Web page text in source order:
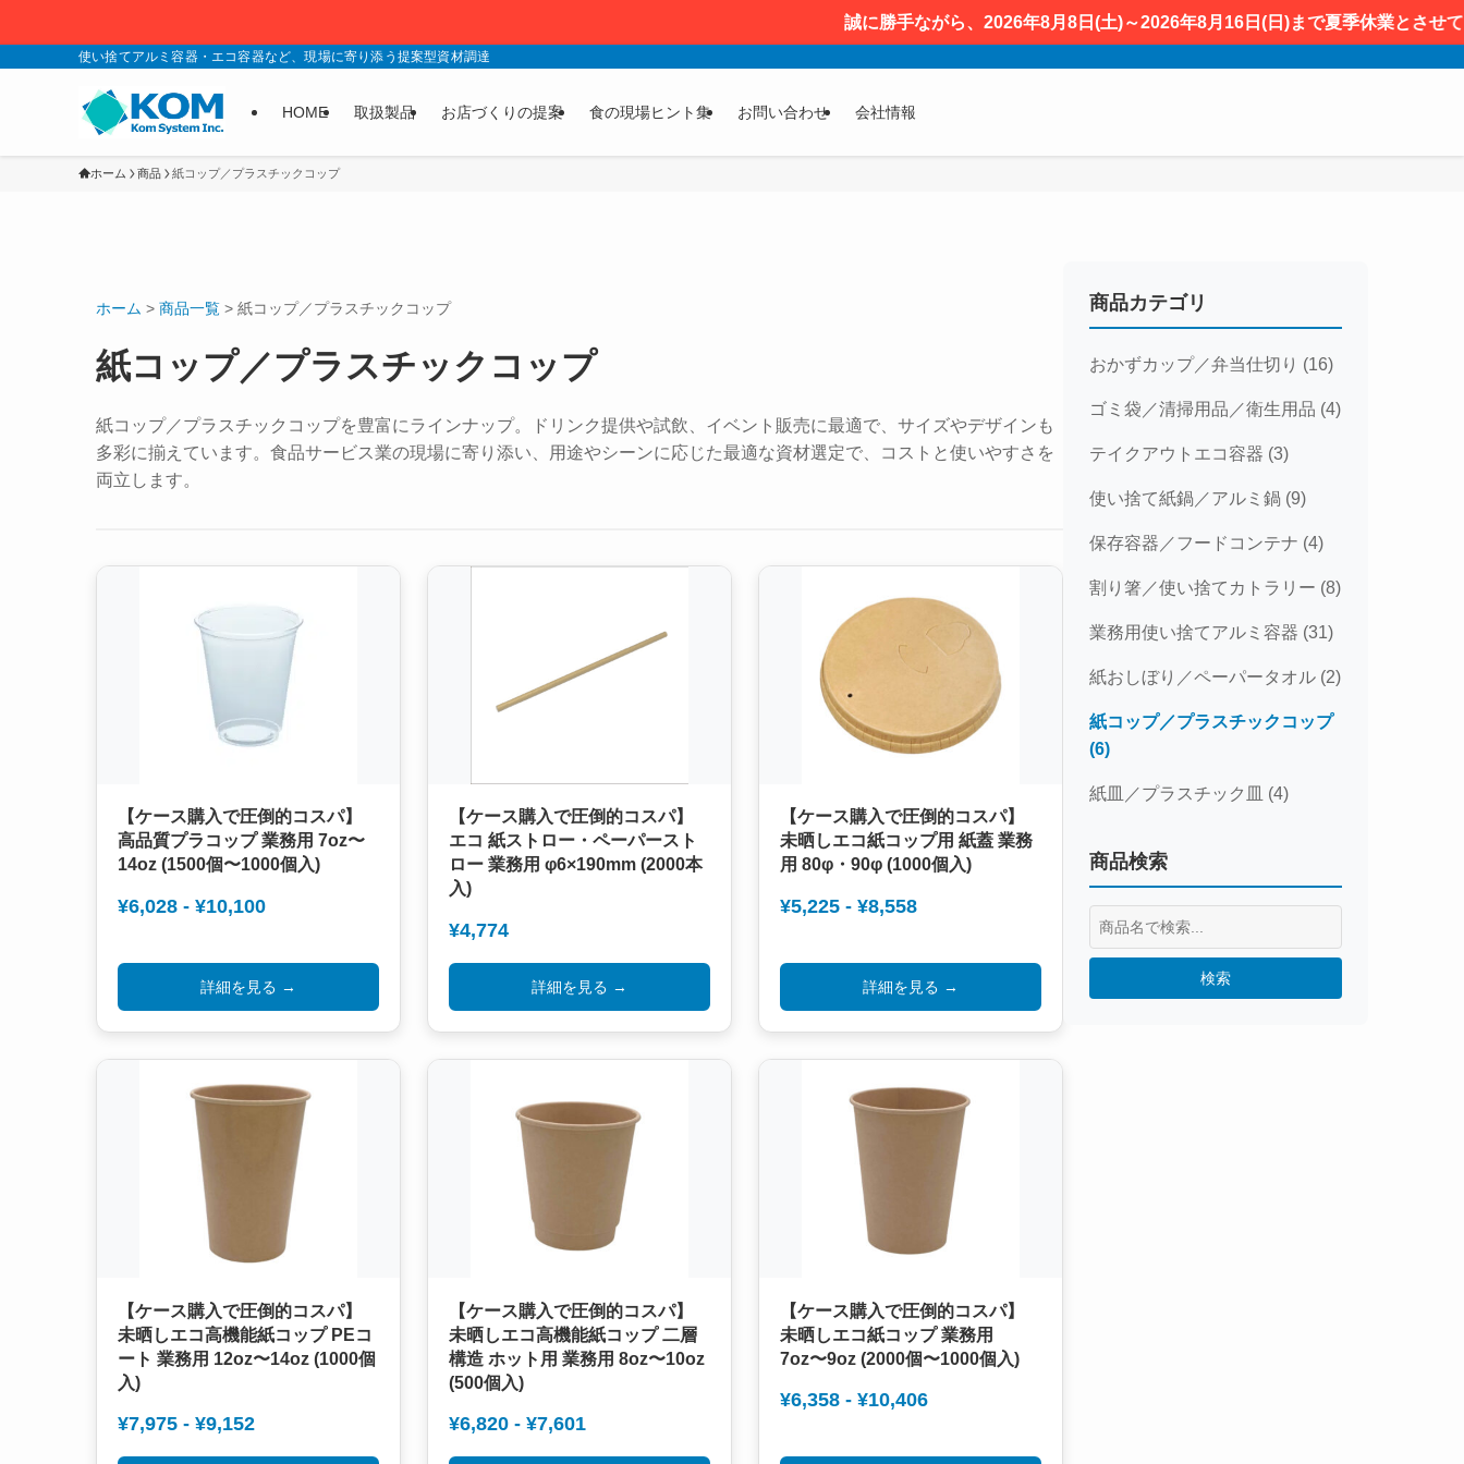
誠に勝手ながら、2026年8月8日(土)～2026年8月16日(日)まで夏季休業とさせてい
使い捨てアルミ容器・エコ容器など、現場に寄り添う提案型資材調達
HOME 取扱製品 お店づくりの提案 食の現場ヒント集 お問い合わせ 会社情報
ホーム 商品 紙コップ／プラスチックコップ
ホーム > 商品一覧 > 紙コップ／プラスチックコップ
紙コップ／プラスチックコップ
紙コップ／プラスチックコップを豊富にラインナップ。ドリンク提供や試飲、イベント販売に最適で、サイズやデザインも
多彩に揃えています。食品サービス業の現場に寄り添い、用途やシーンに応じた最適な資材選定で、コストと使いやすさを
両立します。
【ケース購入で圧倒的コスパ】
高品質プラコップ 業務用 7oz〜
14oz (1500個〜1000個入)
¥6,028 - ¥10,100
詳細を見る →
【ケース購入で圧倒的コスパ】
エコ 紙ストロー・ペーパースト
ロー 業務用 φ6×190mm (2000本
入)
¥4,774
詳細を見る →
【ケース購入で圧倒的コスパ】
未晒しエコ紙コップ用 紙蓋 業務
用 80φ・90φ (1000個入)
¥5,225 - ¥8,558
詳細を見る →
【ケース購入で圧倒的コスパ】
未晒しエコ高機能紙コップ PEコ
ート 業務用 12oz〜14oz (1000個
入)
¥7,975 - ¥9,152
【ケース購入で圧倒的コスパ】
未晒しエコ高機能紙コップ 二層
構造 ホット用 業務用 8oz〜10oz
(500個入)
¥6,820 - ¥7,601
【ケース購入で圧倒的コスパ】
未晒しエコ紙コップ 業務用
7oz〜9oz (2000個〜1000個入)
¥6,358 - ¥10,406
商品カテゴリ
おかずカップ／弁当仕切り (16)
ゴミ袋／清掃用品／衛生用品 (4)
テイクアウトエコ容器 (3)
使い捨て紙鍋／アルミ鍋 (9)
保存容器／フードコンテナ (4)
割り箸／使い捨てカトラリー (8)
業務用使い捨てアルミ容器 (31)
紙おしぼり／ペーパータオル (2)
紙コップ／プラスチックコップ
(6)
紙皿／プラスチック皿 (4)
商品検索
検索